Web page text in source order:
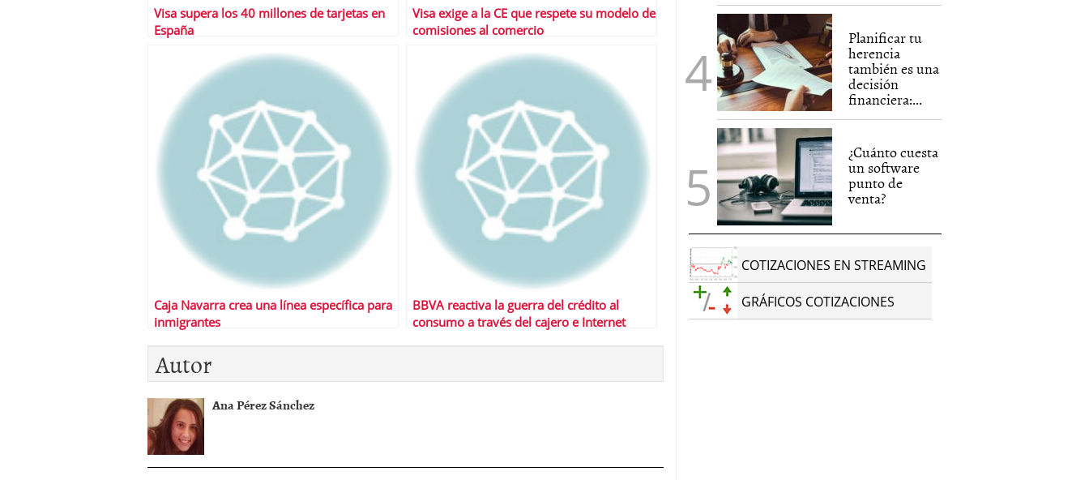
Visa supera los 40 millones de tarjetas en
España
Visa exige a la CE que respete su modelo de
comisiones al comercio
Caja Navarra crea una línea específica para
inmigrantes
BBVA reactiva la guerra del crédito al
consumo a través del cajero e Internet
Autor
Ana Pérez Sánchez
Planificar tu
herencia
también es una
decisión
financiera:...
¿Cuánto cuesta
un software
punto de
venta?
COTIZACIONES EN STREAMING
GRÁFICOS COTIZACIONES